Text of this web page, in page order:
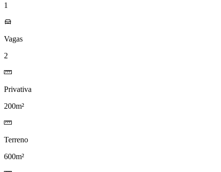
1
Vagas
2
Privativa
200m²
Terreno
600m²